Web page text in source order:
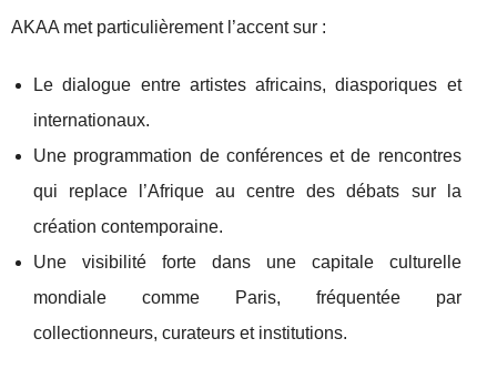
AKAA met particulièrement l’accent sur :
Le dialogue entre artistes africains, diasporiques et
internationaux.
Une programmation de conférences et de rencontres
qui replace l’Afrique au centre des débats sur la
création contemporaine.
Une visibilité forte dans une capitale culturelle
mondiale comme Paris, fréquentée par
collectionneurs, curateurs et institutions.